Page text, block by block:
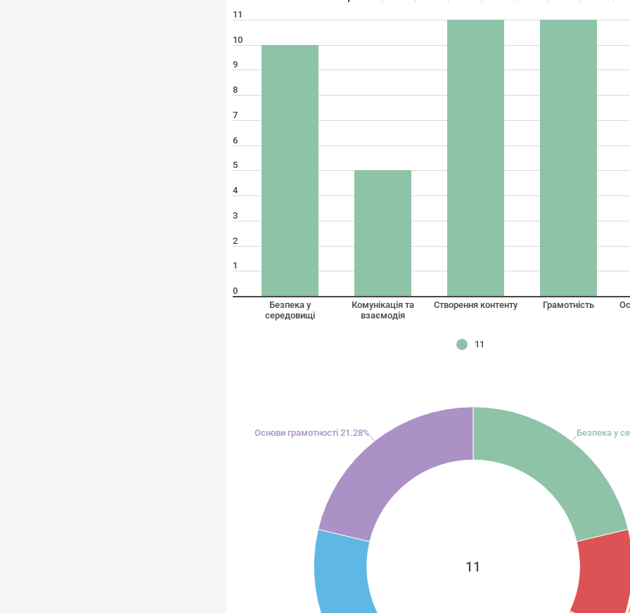
11
10
9
8
7
6
5
4
3
2
1
0
Безпека у
середовищі
Комунікація та
взаємодія
Створення контенту Грамотність
11
11
Безпека у
Основи грамотності 21.28%